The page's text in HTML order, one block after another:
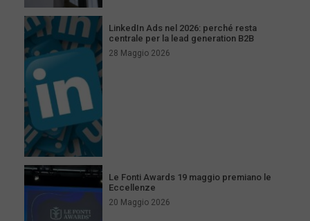
LinkedIn Ads nel 2026: perché resta
centrale per la lead generation B2B
28 Maggio 2026
Le Fonti Awards 19 maggio premiano le
Eccellenze
20 Maggio 2026